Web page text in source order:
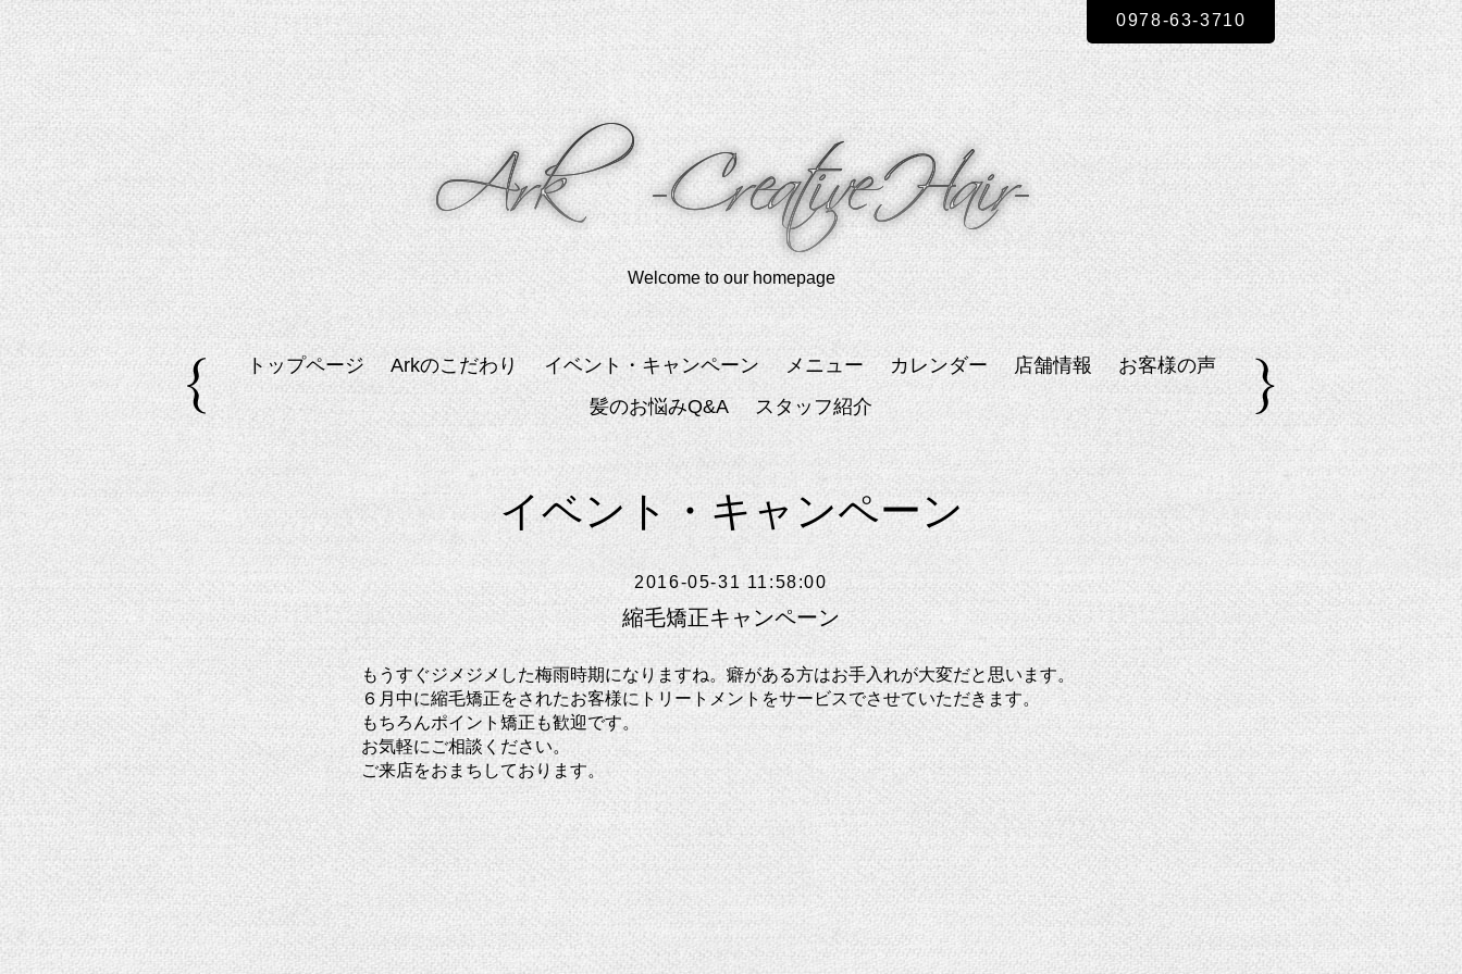
Welcome to our homepage
0978-63-3710
トップページ Arkのこだわり イベント・キャンペーン メニュー カレンダー 店舗情報
お客様の声
髪のお悩みQ&A
スタッフ紹介
イベント・キャンペーン
2016-05-31 11:58:00
縮毛矯正キャンペーン
もうすぐジメジメした梅雨時期になりますね。癖がある方はお手入れが大変だと思います。
６月中に縮毛矯正をされたお客様にトリートメントをサービスでさせていただきます。
もちろんポイント矯正も歓迎です。
お気軽にご相談ください。
ご来店をおまちしております。